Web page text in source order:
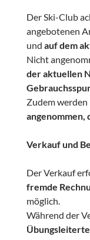
Der Ski-Club
angebotenen
und auf dem
Nicht
der aktuellen
Zudem werden
angenommen,
Verkauf und
Der Verkauf
fremde
möglich.
Während der